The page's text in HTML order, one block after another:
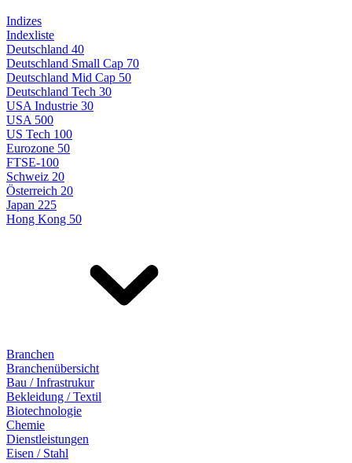
Indizes
Indexliste
Deutschland 40
Deutschland Small Cap 70
Deutschland Mid Cap 50
Deutschland Tech 30
USA Industrie 30
USA 500
US Tech 100
Eurozone 50
FTSE-100
Schweiz 20
Österreich 20
Japan 225
Hong Kong 50
Branchen
Branchenübersicht
Bau / Infrastrukur
Bekleidung / Textil
Biotechnologie
Chemie
Dienstleistungen
Eisen / Stahl